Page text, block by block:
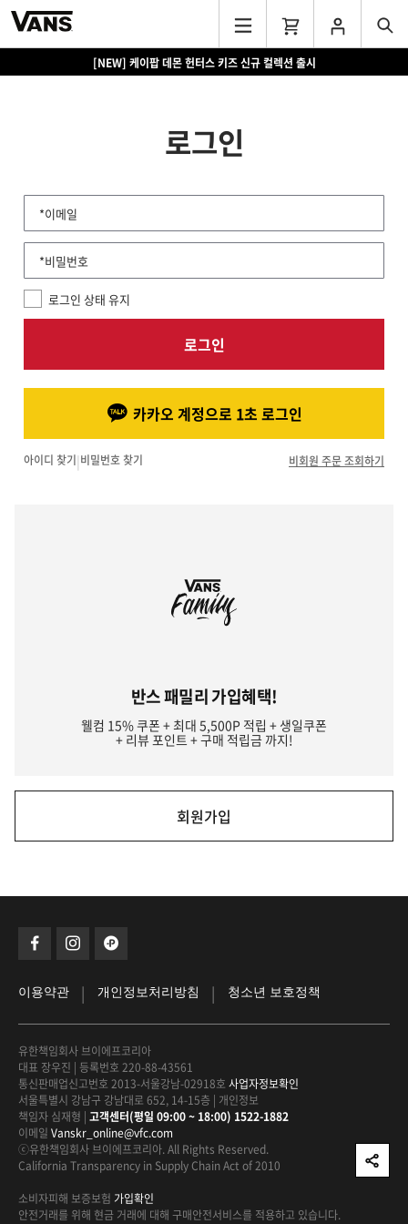
[NEW] 케이팝 데몬 헌터스 키즈 신규 컬렉션 출시
로그인
*이메일
*비밀번호
로그인 상태 유지
로그인
카카오 계정으로 1초 로그인
아이디 찾기|비밀번호 찾기 비회원 주문 조회하기
반스 패밀리 가입혜택!
웰컴 15% 쿠폰 + 최대 5,500P 적립 + 생일쿠폰
+ 리뷰 포인트 + 구매 적립금 까지!
회원가입
이용약관 | 개인정보처리방침 | 청소년 보호정책
유한책임회사 브이에프코리아
대표 장우진 | 등록번호 220-88-43561
통신판매업신고번호 2013-서울강남-02918호 사업자정보확인
서울특별시 강남구 강남대로 652, 14-15층 | 개인정보
책임자 심재형 | 고객센터(평일 09:00 ~ 18:00) 1522-1882
이메일 Vanskr_online@vfc.com
ⓒ유한책임회사 브이에프코리아. All Rights Reserved.
California Transparency in Supply Chain Act of 2010
소비자피해 보증보험 가입확인
안전거래를 위해 현금 거래에 대해 구매안전서비스를 적용하고 있습니다.